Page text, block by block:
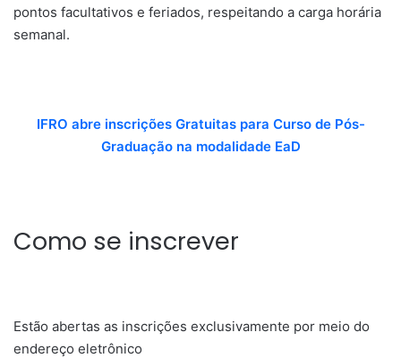
pontos facultativos e feriados, respeitando a carga horária
semanal.
IFRO abre inscrições Gratuitas para Curso de Pós-
Graduação na modalidade EaD
Como se inscrever
Estão abertas as inscrições exclusivamente por meio do
endereço eletrônico